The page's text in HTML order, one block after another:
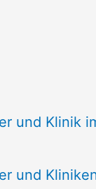
und Klinik
und